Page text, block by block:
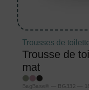
Trousses de
Trousse de
mat
BagBase® — BG332 —